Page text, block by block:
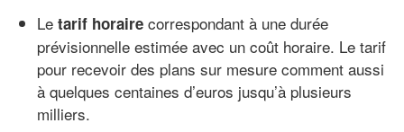
Le tarif horaire correspondant à une durée
prévisionnelle estimée avec un coût horaire. Le tarif
pour recevoir des plans sur mesure comment aussi
à quelques centaines d’euros jusqu’à plusieurs
milliers.